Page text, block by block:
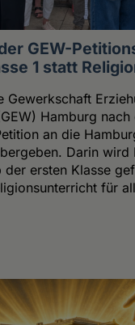
GEW-
1 statt
Gewerkschaft
Hamburg nach
an die
Darin wird
der ersten Klasse
für